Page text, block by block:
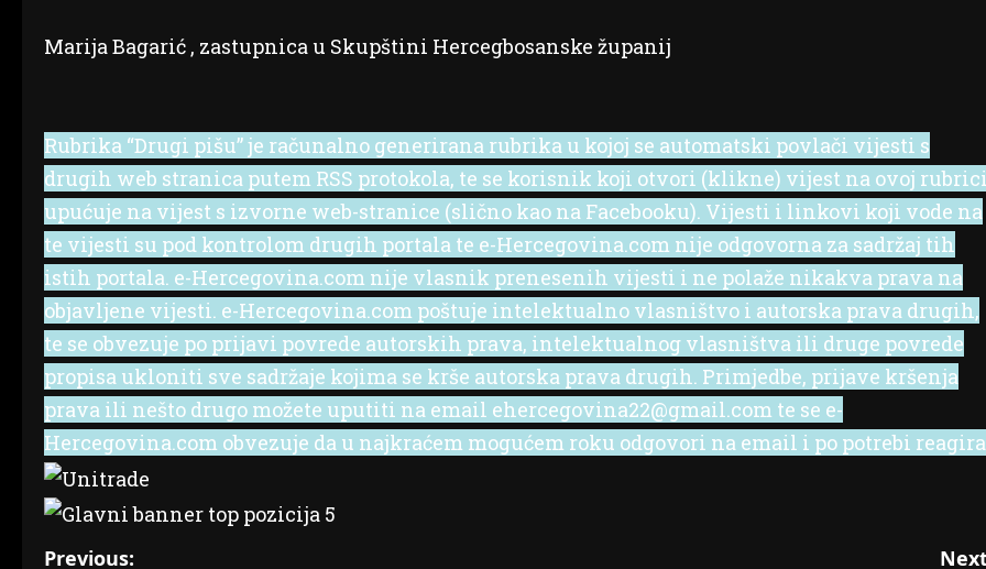
Marija Bagarić , zastupnica u Skupštini Hercegbosanske županij
Rubrika “Drugi pišu” je računalno generirana rubrika u kojoj se automatski povlači vijesti s
drugih web stranica putem RSS protokola, te se korisnik koji otvori (klikne) vijest na ovoj
upućuje na vijest s izvorne web-stranice (slično kao na Facebooku). Vijesti i linkovi koji vode na
te vijesti su pod kontrolom drugih portala te e-Hercegovina.com nije odgovorna za sadržaj tih
istih portala. e-Hercegovina.com nije vlasnik prenesenih vijesti i ne polaže nikakva prava na
objavljene vijesti. e-Hercegovina.com poštuje intelektualno vlasništvo i autorska prava drugih,
te se obvezuje po prijavi povrede autorskih prava, intelektualnog vlasništva ili druge povrede
propisa ukloniti sve sadržaje kojima se krše autorska prava drugih. Primjedbe, prijave kršenja
prava ili nešto drugo možete uputiti na email ehercegovina22@gmail.com te se e-
Hercegovina.com obvezuje da u najkraćem mogućem roku odgovori na email i po potrebi
Previous: